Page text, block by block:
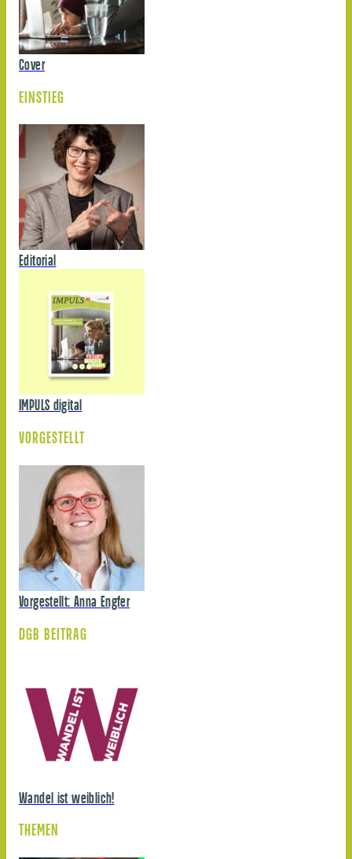
Cover
EINSTIEG
Editorial
IMPULS digital
VORGESTELLT
Vorgestellt: Anna Engfer
DGB BEITRAG
Wandel ist weiblich!
THEMEN